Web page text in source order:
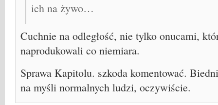
ich na żywo…
Cuchnie na odległość, nie tylko onucami,
naprodukowali co niemiara.
Sprawa Kapitolu. szkoda komentować.
na myśli normalnych ludzi, oczywiście.